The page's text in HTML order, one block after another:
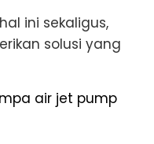
ini sekaligus,
solusi yang
air jet pump